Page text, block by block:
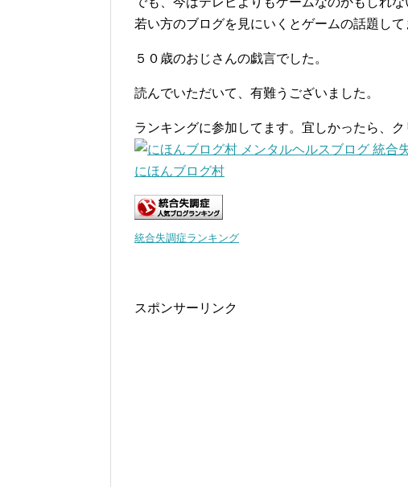
若い方のブログを見にいくとゲームの話題して
５０歳のおじさんの戯言でした。
読んでいただいて、有難うございました。
ランキングに参加してます。宜しかったら、ク
にほんブログ村
統合失調症ランキング
スポンサーリンク